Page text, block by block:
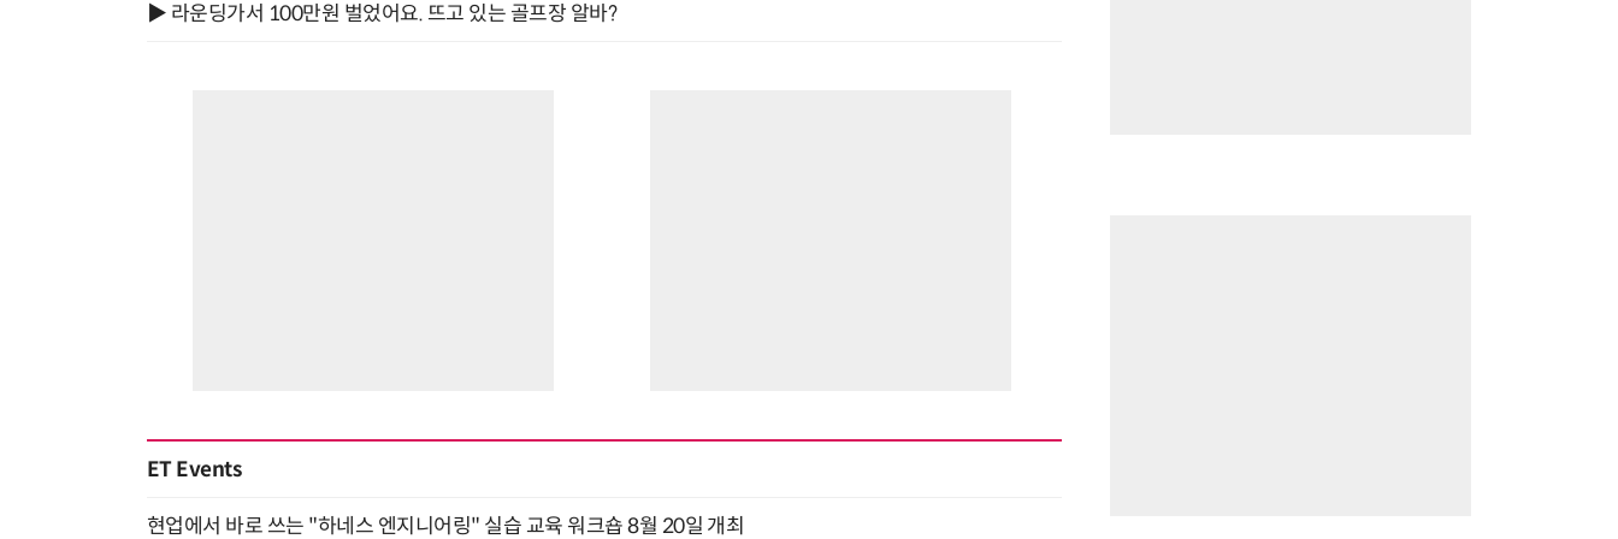
▶ 라운딩가서 100만원 벌었어요. 뜨고 있는 골프장 알바?
ET Events
현업에서 바로 쓰는 "하네스 엔지니어링" 실습 교육 워크숍 8월 20일 개최